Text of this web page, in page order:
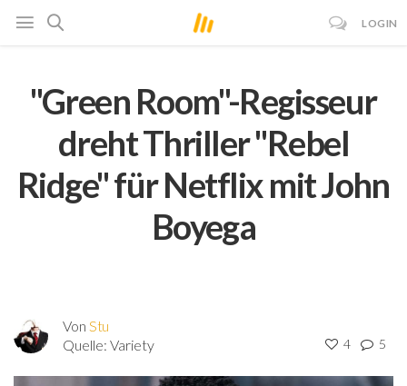
LOGIN
"Green Room"-Regisseur
dreht Thriller "Rebel
Ridge" für Netflix mit John
Boyega
Von Stu
Quelle: Variety 4 5